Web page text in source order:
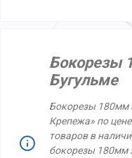
Бокорезы
Бугульме
Бокорезы 180мм
Крепежа» по
товаров в
бокорезы 180мм